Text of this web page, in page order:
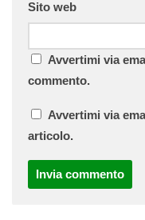
Sito web
Avvertimi via
commento.
Avvertimi via
articolo.